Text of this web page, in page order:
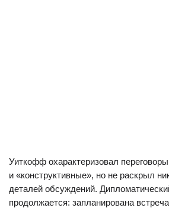
Уиткофф охарактеризовал
и «конструктивные», но не раскрыл
деталей обсуждений.
продолжается: запланирована